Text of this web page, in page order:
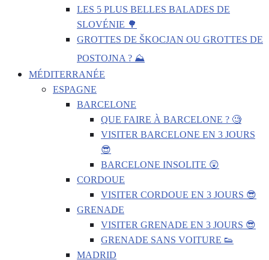
LES 5 PLUS BELLES BALADES DE
SLOVÉNIE 🌳
GROTTES DE ŠKOCJAN OU GROTTES DE
POSTOJNA ? ⛰️
MÉDITERRANÉE
ESPAGNE
BARCELONE
QUE FAIRE À BARCELONE ? 🧐
VISITER BARCELONE EN 3 JOURS
😎
BARCELONE INSOLITE 😲
CORDOUE
VISITER CORDOUE EN 3 JOURS 😎
GRENADE
VISITER GRENADE EN 3 JOURS 😎
GRENADE SANS VOITURE 👟
MADRID